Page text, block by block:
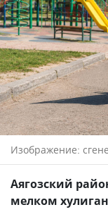
Изображение:
Аягозский
мелком